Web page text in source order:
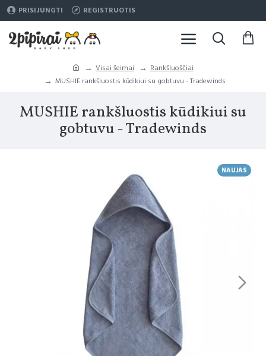
PRISIJUNGTI REGISTRUOTIS
Visai šeimai
Rankšluoščiai
MUSHIE rankšluostis kūdikiui su gobtuvu - Tradewinds
MUSHIE rankšluostis kūdikiui su
gobtuvu - Tradewinds
NAUJAS